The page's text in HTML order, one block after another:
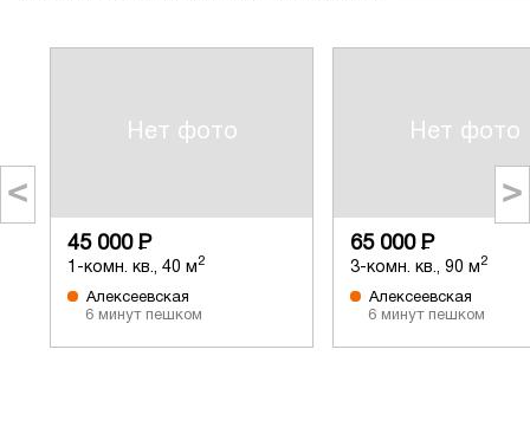
Нет фото
45 000 Р
1-комн. кв., 40 м 2
Алексеевская
6 минут пешком
Нет фото
65 000 Р
3-комн. кв., 90 м 2
Алексеевская
6 минут пешком
< >